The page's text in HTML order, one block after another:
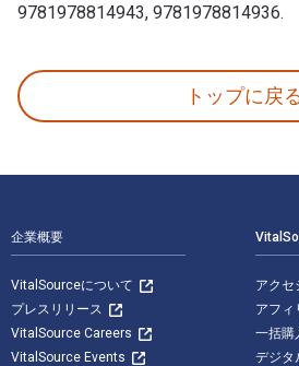
9781978814943, 9781978814936.
トップに戻
企業概要
VitalSourceについて
プレスリリース
VitalSource Careers
VitalSource Events
アクセ
アフィ
一括購
デジタ